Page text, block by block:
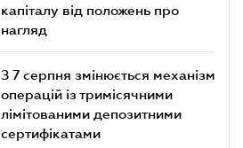
капіталу від положень про
нагляд
З 7 серпня змінюється механізм
операцій із тримісячними
лімітованими депозитними
сертифікатами